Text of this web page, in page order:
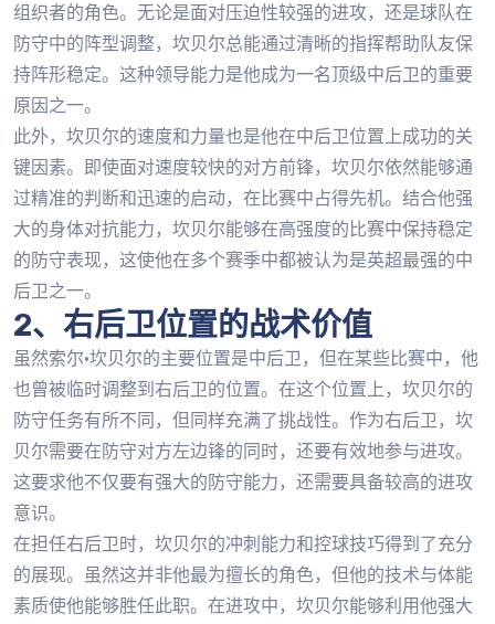
组织者的角色。无论是面对压迫性较强的进攻，还是球队在
防守中的阵型调整，坎贝尔总能通过清晰的指挥帮助队友保
持阵形稳定。这种领导能力是他成为一名顶级中后卫的重要
原因之一。
此外，坎贝尔的速度和力量也是他在中后卫位置上成功的关
键因素。即使面对速度较快的对方前锋，坎贝尔依然能够通
过精准的判断和迅速的启动，在比赛中占得先机。结合他强
大的身体对抗能力，坎贝尔能够在高强度的比赛中保持稳定
的防守表现，这使他在多个赛季中都被认为是英超最强的中
后卫之一。
2、右后卫位置的战术价值
虽然索尔·坎贝尔的主要位置是中后卫，但在某些比赛中，他
也曾被临时调整到右后卫的位置。在这个位置上，坎贝尔的
防守任务有所不同，但同样充满了挑战性。作为右后卫，坎
贝尔需要在防守对方左边锋的同时，还要有效地参与进攻。
这要求他不仅要有强大的防守能力，还需要具备较高的进攻
意识。
在担任右后卫时，坎贝尔的冲刺能力和控球技巧得到了充分
的展现。虽然这并非他最为擅长的角色，但他的技术与体能
素质使他能够胜任此职。在进攻中，坎贝尔能够利用他强大